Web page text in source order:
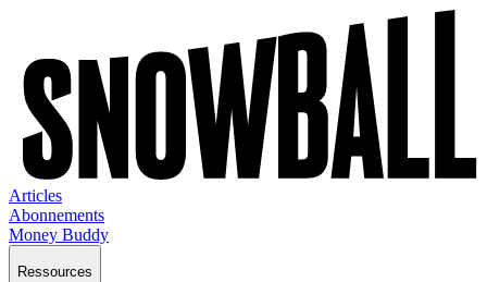
Articles
Abonnements
Money Buddy
Ressources